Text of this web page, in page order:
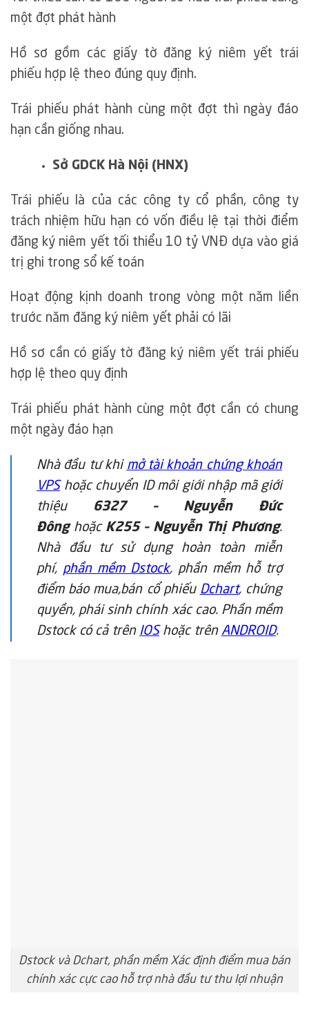
một đợt phát hành
Hồ sơ gồm các giấy tờ đăng ký niêm yết trái
phiếu hợp lệ theo đúng quy định.
Trái phiếu phát hành cùng một đợt thì ngày đáo
hạn cần giống nhau.
Sở GDCK Hà Nội (HNX)
Trái phiếu là của các công ty cổ phần, công ty
trách nhiệm hữu hạn có vốn điều lệ tại thời điểm
đăng ký niêm yết tối thiểu 10 tỷ VNĐ dựa vào giá
trị ghi trong sổ kế toán
Hoạt động kịnh doanh trong vòng một năm liền
trước năm đăng ký niêm yết phải có lãi
Hồ sơ cần có giấy tờ đăng ký niêm yết trái phiếu
hợp lệ theo quy định
Trái phiếu phát hành cùng một đợt cần có chung
một ngày đáo hạn
Nhà đầu tư khi mở tài khoản chứng khoán
VPShoặc chuyển ID môi giới nhập mã giới
thiệu 6327 – Nguyễn Đức
Đônghoặc K255 – Nguyễn Thị Phương.
Nhà đầu tư sử dụng hoàn toàn miễn
phí, phần mềm Dstock, phần mềm hỗ trợ
điểm báo mua,bán cổ phiếu Dchart, chứng
quyền, phái sinh chính xác cao. Phần mềm
Dstock có cả trên IOShoặc trên ANDROID.
Dstock và Dchart, phần mềm Xác định điểm mua bán
chính xác cực cao hỗ trợ nhà đầu tư thu lợi nhuận